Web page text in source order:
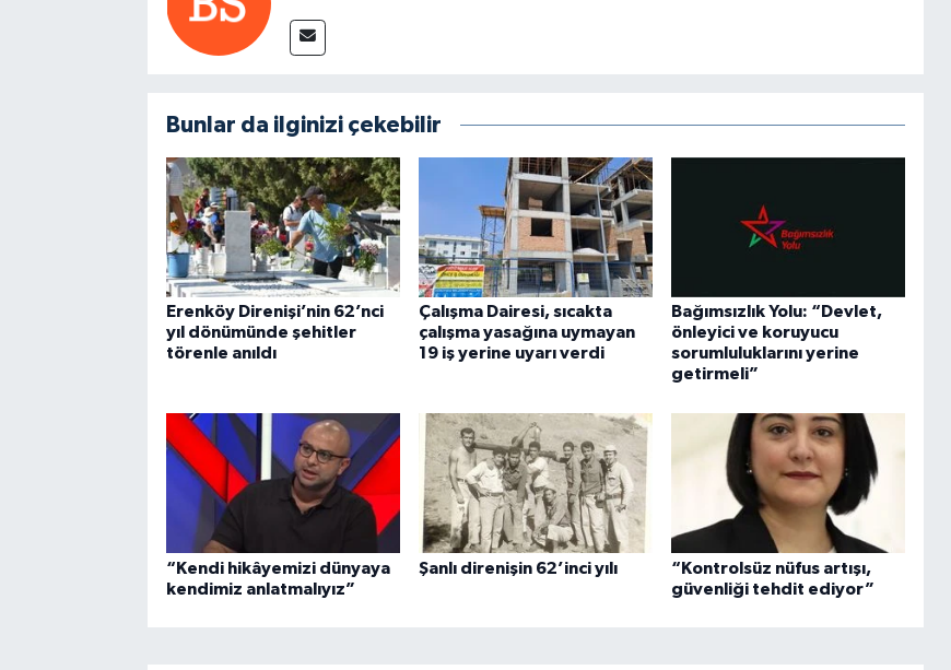
Bunlar da ilginizi çekebilir
Erenköy Direnişi’nin 62’nci
yıl dönümünde şehitler
törenle anıldı
Çalışma Dairesi, sıcakta
çalışma yasağına uymayan
19 iş yerine uyarı verdi
Bağımsızlık Yolu: “Devlet,
önleyici ve koruyucu
sorumluluklarını yerine
getirmeli”
“Kendi hikâyemizi dünyaya
kendimiz anlatmalıyız”
Şanlı direnişin 62’inci yılı
“Kontrolsüz nüfus artışı,
güvenliği tehdit ediyor”